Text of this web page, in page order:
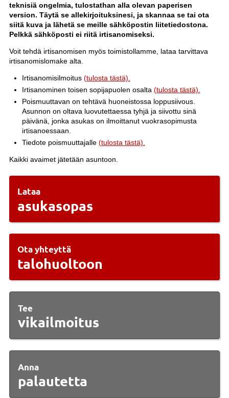
teknisiä ongelmia, tulostathan alla olevan paperisen
version. Täytä se allekirjoituksinesi, ja skannaa se tai ota
siitä kuva ja lähetä se meille sähköpostin liitetiedostona.
Pelkkä sähköposti ei riitä irtisanomiseksi.
Voit tehdä irtisanomisen myös toimistollamme, lataa tarvittava
irtisanomislomake alta.
Irtisanomisilmoitus (tulosta tästä).
Irtisanominen toisen sopijapuolen osalta (tulosta tästä).
Poismuuttavan on tehtävä huoneistossa loppusiivous.
Asunnon on oltava luovutettaessa tyhjä ja siivottu sinä
päivänä, jonka asukas on ilmoittanut vuokrasopimusta
irtisanoessaan.
Tiedote poismuuttajalle (tulosta tästä).
Kaikki avaimet jätetään asuntoon.
Lataa
asukasopas
Ota yhteyttä
talohuoltoon
Tee
vikailmoitus
Anna
palautetta